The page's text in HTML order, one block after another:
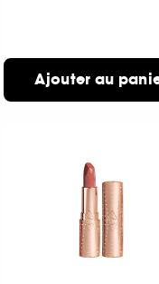
Ajouter au